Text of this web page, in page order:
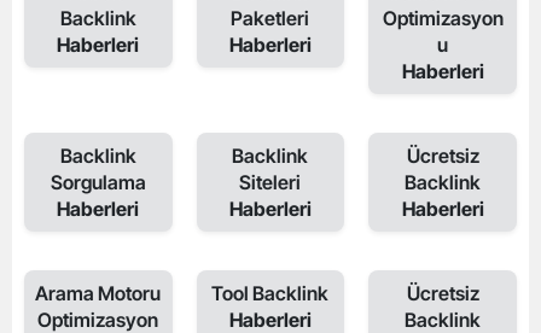
Backlink
Haberleri
Paketleri
Haberleri
Optimizasyon
u
Haberleri
Backlink
Sorgulama
Haberleri
Backlink
Siteleri
Haberleri
Ücretsiz
Backlink
Haberleri
Arama Motoru
Optimizasyon
Tool Backlink
Haberleri
Ücretsiz
Backlink